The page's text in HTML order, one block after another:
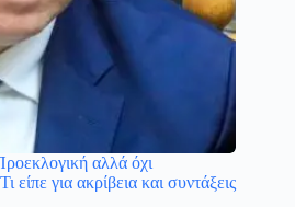
αλλά όχι
είπε για ακρίβεια και συντάξεις